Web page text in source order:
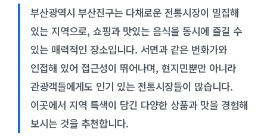
부산광역시 부산진구는 다채로운 전통시장이 밀집해
있는 지역으로, 쇼핑과 맛있는 음식을 동시에 즐길 수
있는 매력적인 장소입니다. 서면과 같은 번화가와
인접해 있어 접근성이 뛰어나며, 현지민뿐만 아니라
관광객들에게도 인기 있는 전통시장들이 많습니다.
이곳에서 지역 특색이 담긴 다양한 상품과 맛을 경험해
보시는 것을 추천합니다.